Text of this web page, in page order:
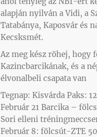
alapján nyilván a Vidi, a
Tatabánya, Kaposvár és
Kecsksmét.
Az meg kész röhej, hogy
Kazincbarcikának, és a
élvonalbeli csapata van
Tegnap: Kisvárda Paks:
Február 21 Barcika –
Sori elleni
Február 8: fölcsút-ZTE